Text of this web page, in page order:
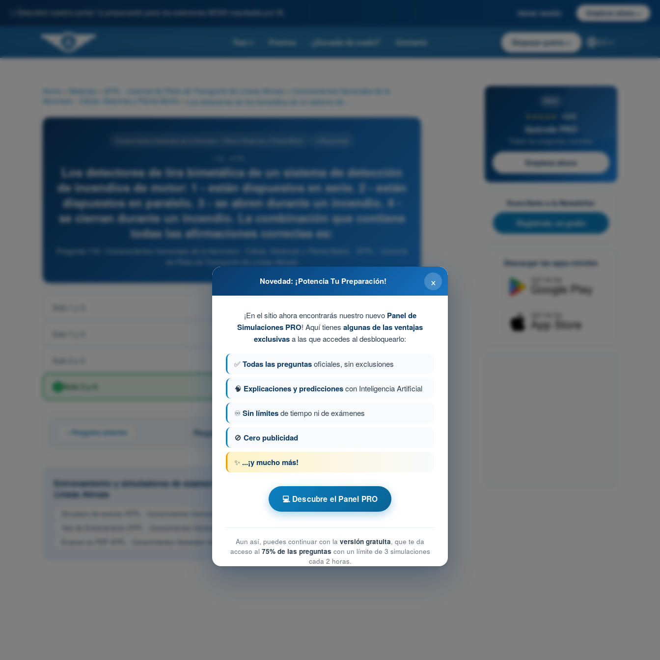
Descubre nuestro portal: tu preparación para los exámenes AESA impulsada por IA. Iniciar sesión Empieza ahora
Test Precios ¿Escuela de vuelo? Contacto Empezar gratis
Home Materias ATPL - Licencia de Piloto de Transporte de Líneas Aéreas
Conocimientos Generales de la
Aeronave - Célula, Sistemas y Planta Motriz
Los detectores de tira bimetálica de un sistema de detección
de incendios de motor: 1 - están dispuestos en serie. 2 - están
dispuestos en paralelo. 3 - se abren durante un incendio. 4 -
se cierran durante un incendio. La combinación que contiene
todas las afirmaciones correctas es:
Pregunta 118 - Conocimientos Generales de la Aeronave - Célula, Sistemas y Planta Motriz - ATPL - Licencia
de Piloto de Transporte de Líneas Aéreas
Solo 2 y 4.
Pregunta anterior Pregunta 113 de 643
Entrenamiento y simuladores de examen ATPL - Licencia de Piloto de Transporte de
Líneas Aéreas
Simulacro de examen ATPL - Conocimientos Generales de la Aeronave - Célula, Sistemas y Planta Motriz
Test de Entrenamiento ATPL - Conocimientos Generales de la Aeronave - Célula, Sistemas y Planta Motriz
Examen en PDF ATPL - Conocimientos Generales de la Aeronave - Célula, Sistemas y Planta Motriz
4,6/5
Quizvds PRO
Empieza ahora
Suscríbete a la Newsletter
Regístrate, es gratis
Descargar las apps móviles
×
Novedad: ¡Potencia Tu Preparación!
¡En el sitio ahora encontrarás nuestro nuevo Panel de
Simulaciones PRO! Aquí tienes algunas de las ventajas
exclusivasa las que accedes al desbloquearlo:
✅Todas las preguntasoficiales, sin exclusiones
🧠 Explicaciones y prediccionescon Inteligencia Artificial
♾️Sin límitesde tiempo ni de exámenes
🚫 Cero publicidad
✨ ...¡y mucho más!
💻 Descubre el Panel PRO
Aun así, puedes continuar con la versión gratuita, que te da
acceso al 75% de las preguntas con un límite de 3 simulaciones
cada 2 horas.